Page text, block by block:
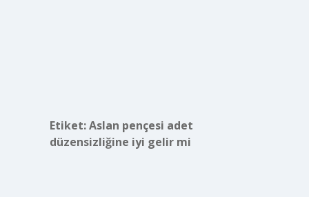
Etiket:Aslan pençesi adet
düzensizliğine iyi gelir mi